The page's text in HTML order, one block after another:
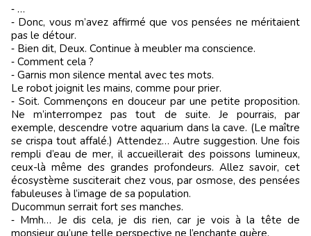
‑ …
‑ Donc, vous m’avez affirmé que vos pensées ne méritaient
pas le détour.
‑ Bien dit, Deux. Continue à meubler ma conscience.
‑ Comment cela ?
‑ Garnis mon silence mental avec tes mots.
Le robot joignit les mains, comme pour prier.
‑ Soit. Commençons en douceur par une petite proposition.
Ne m’interrompez pas tout de suite. Je pourrais, par
exemple, descendre votre aquarium dans la cave. (Le maître
se crispa tout affalé.) Attendez… Autre suggestion. Une fois
rempli d’eau de mer, il accueillerait des poissons lumineux,
ceux-là même des grandes profondeurs. Allez savoir, cet
écosystème susciterait chez vous, par osmose, des pensées
fabuleuses à l’image de sa population.
Ducommun serrait fort ses manches.
‑ Mmh… Je dis cela, je dis rien, car je vois à la tête de